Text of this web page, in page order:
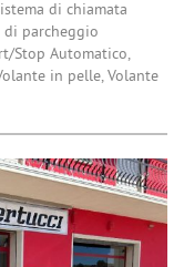
di chiamata
di parcheggio
Stop Automatico,
in pelle, Volante